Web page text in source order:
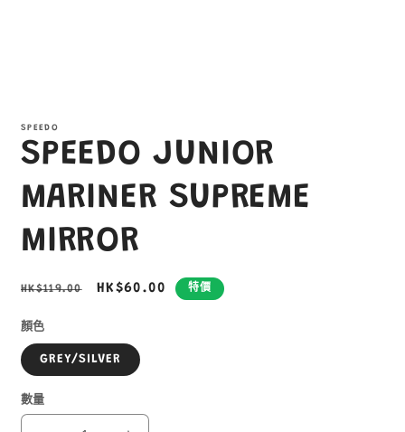
視
中
開
多
檔
1
SPEEDO
SPEEDO JUNIOR
MARINER SUPREME
MIRROR
定
HK$119.00
售
HK$60.00 特價
顏色
GREY/SILVER
數量